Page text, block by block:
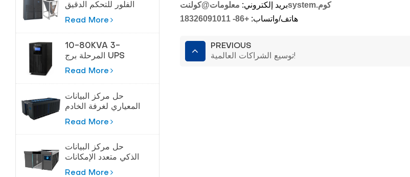
الفلور للتحكم الدقيق
في درجة الحرارة
Read More
10-80KVA 3-
المرحلة برج UPS
لحماية عالية الطاقة
Read More
حل مركز البيانات
المعياري لغرفة الخادم
Read More
حل مركز البيانات
الذكي متعدد الإمكانات
Read More
بريد إلكتروني: معلومات@كولنت system .كوم
هاتف/واتساب:+86-
18326091011
PREVIOUS
توسيع الشراكات العالمية!